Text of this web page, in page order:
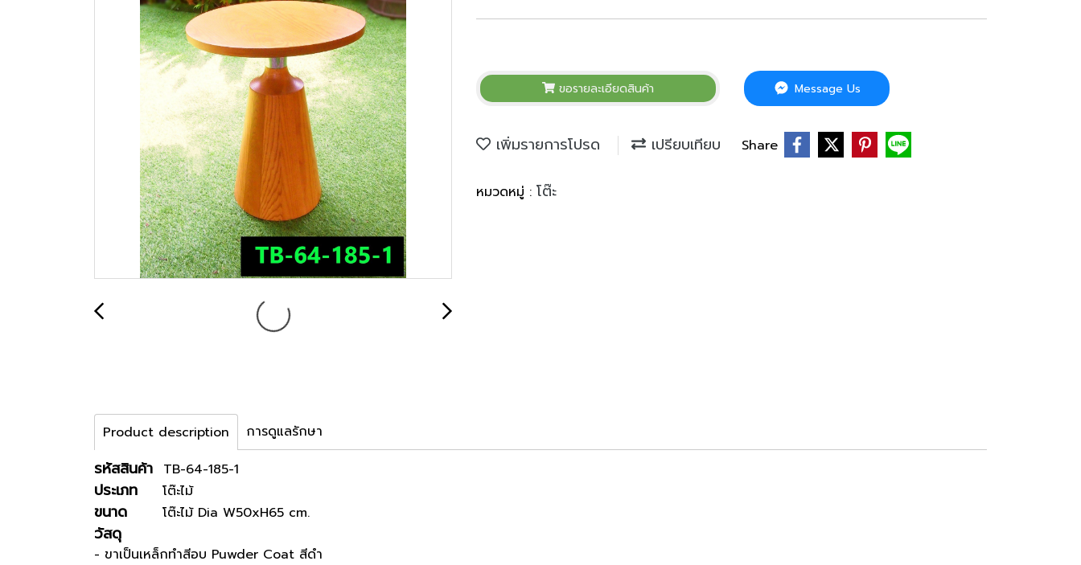
ขอรายละเอียดสินค้า Message Us
เพิ่มรายการโปรด เปรียบเทียบ Share
หมวดหมู่ : โต๊ะ
Product description การดูแลรักษา
รหัสสินค้า TB-64-185-1
ประเภท โต๊ะไม้
ขนาด โต๊ะไม้ Dia W50xH65 cm.
วัสดุ
- ขาเป็นเหล็กทำสีอบ Puwder Coat สีดำ